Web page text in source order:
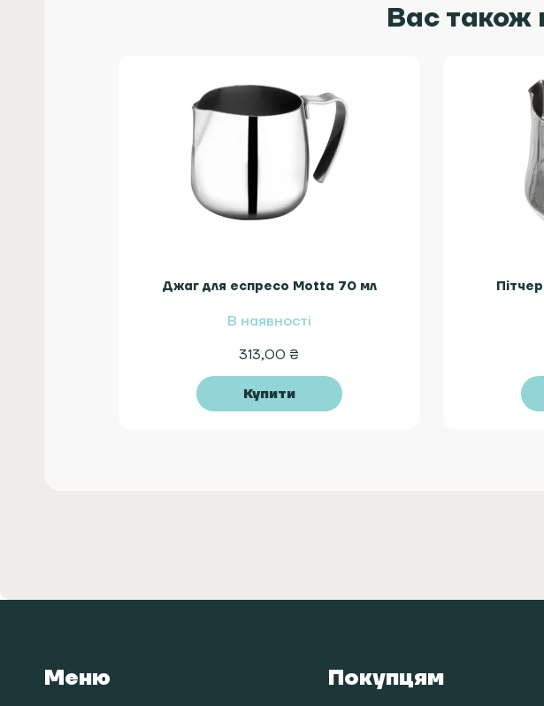
Вас також
Джаг для еспресо Motta 70 мл
В наявності
313,00 ₴
Купити
Меню Покупцям